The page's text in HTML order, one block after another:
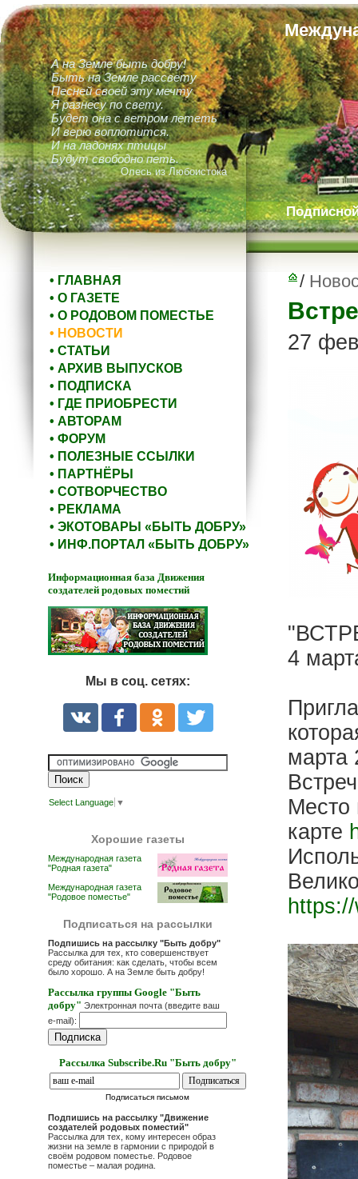
А на Земле быть добру!
Быть на Земле рассвету
Песней своей эту мечту
Я разнесу по свету.
Будет она с ветром лететь
И верю воплотится.
И на ладонях птицы
Будут свободно петь.
Олесь из Любоистока
• ГЛАВНАЯ
• О ГАЗЕТЕ
• О РОДОВОМ ПОМЕСТЬЕ
• НОВОСТИ
• СТАТЬИ
• АРХИВ ВЫПУСКОВ
• ПОДПИСКА
• ГДЕ ПРИОБРЕСТИ
• АВТОРАМ
• ФОРУМ
• ПОЛЕЗНЫЕ ССЫЛКИ
• ПАРТНЁРЫ
• СОТВОРЧЕСТВО
• РЕКЛАМА
• ЭКОТОВАРЫ «БЫТЬ ДОБРУ»
• ИНФ.ПОРТАЛ «БЫТЬ ДОБРУ»
Информационная база Движения
создателей родовых поместий
Мы в соц. сетях:
Select Language ▼
Хорошие газеты
Международная газета
"Родная газета"
Международная газета
"Родовое поместье"
Подписаться на рассылки
Подпишись на рассылку "Быть добру"
Рассылка для тех, кто совершенствует
среду обитания: как сделать, чтобы всем
было хорошо. А на Земле быть добру!
Рассылка группы Google "Быть
добру" Электронная почта (введите ваш
e-mail):
Рассылка Subscribe.Ru "Быть добру"
Подписаться письмом
Подпишись на рассылку "Движение
создателей родовых поместий"
Рассылка для тех, кому интересен образ
жизни на земле в гармонии с природой в
своём родовом поместье. Родовое
поместье – малая родина.
/
27
4
марта
Место
карте